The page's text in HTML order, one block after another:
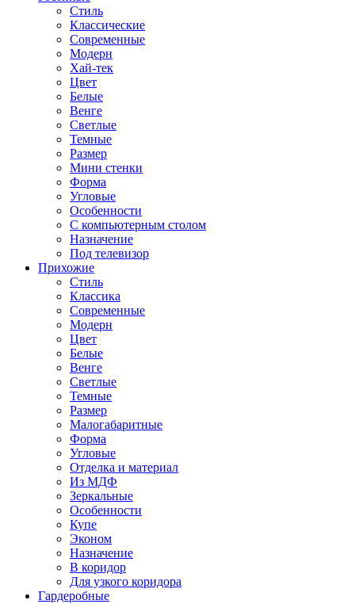
Стиль
Классические
Современные
Модерн
Хай-тек
Цвет
Белые
Венге
Светлые
Темные
Размер
Мини стенки
Форма
Угловые
Особенности
С компьютерным столом
Назначение
Под телевизор
Прихожие
Стиль
Классика
Современные
Модерн
Цвет
Белые
Венге
Светлые
Темные
Размер
Малогабаритные
Форма
Угловые
Отделка и материал
Из МДФ
Зеркальные
Особенности
Купе
Эконом
Назначение
В коридор
Для узкого коридора
Гардеробные